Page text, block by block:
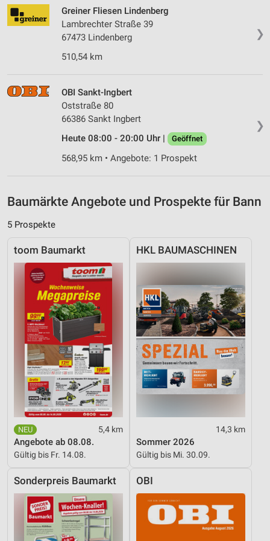
❯
Greiner Fliesen Lindenberg
Lambrechter Straße 39
67473 Lindenberg
510,54 km
❯
OBI Sankt-Ingbert
Oststraße 80
66386 Sankt Ingbert
Heute 08:00 - 20:00 Uhr |
Geöffnet
568,95 km • Angebote: 1 Prospekt
Baumärkte Angebote und Prospekte für Bann
5 Prospekte
toom Baumarkt
5,4 km
Angebote ab 08.08.
Gültig bis Fr. 14.08.
HKL BAUMASCHINEN
14,3 km
Sommer 2026
Gültig bis Mi. 30.09.
Sonderpreis Baumarkt OBI
Verwendung von Profilen zur Auswahl
personalisierter Werbung
Erstellung von Profilen zur Personalisierung
von Inhalten
personalisierter Inhalte
Messung der Werbeleistung
Messung der Performance von Inhalten
Analyse von Zielgruppen durch Statistiken oder
Entwicklung und Verbesserung der Angebote
Verwendung reduzierter Daten zur Auswahl von
IAB-Besonderheiten:
Verwendung genauer Standortdaten
Geräte anhand von aktiv angeforderten
Informationen identifizieren
Nicht-IAB-Verarbeitungszwecke:
Notwendig
Performance
Funktional
Werbung